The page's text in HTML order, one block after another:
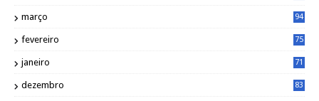
março 94
fevereiro 75
janeiro 71
dezembro 83